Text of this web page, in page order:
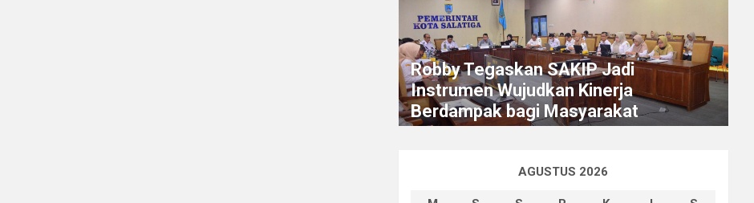
Robby Tegaskan SAKIP Jadi
Instrumen Wujudkan Kinerja
Berdampak bagi Masyarakat
AGUSTUS 2026